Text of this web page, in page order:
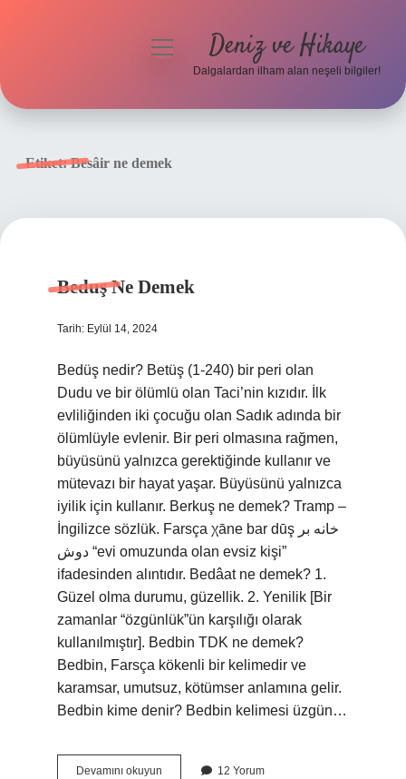
menüyü
Deniz ve Hikaye
Dalgalardan ilham alan neşeli bilgiler!
Etiket:Besâir ne demek
Beduş Ne Demek
Tarih: Eylül 14, 2024
Bedüş nedir? Betüş (1-240) bir peri olan
Dudu ve bir ölümlü olan Taci’nin kızıdır. İlk
evliliğinden iki çocuğu olan Sadık adında bir
ölümlüyle evlenir. Bir peri olmasına rağmen,
büyüsünü yalnızca gerektiğinde kullanır ve
mütevazı bir hayat yaşar. Büyüsünü yalnızca
iyilik için kullanır. Berkuş ne demek? Tramp –
İngilizce sözlük. Farsça χāne bar dūş خانه بر
دوش “evi omuzunda olan evsiz kişi”
ifadesinden alıntıdır. Bedâat ne demek? 1.
Güzel olma durumu, güzellik. 2. Yenilik [Bir
zamanlar “özgünlük”ün karşılığı olarak
kullanılmıştır]. Bedbin TDK ne demek?
Bedbin, Farsça kökenli bir kelimedir ve
karamsar, umutsuz, kötümser anlamına gelir.
Bedbin kime denir? Bedbin kelimesi üzgün…
Devamını okuyun 12 Yorum